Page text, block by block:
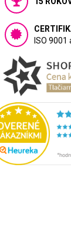
ISO 9001